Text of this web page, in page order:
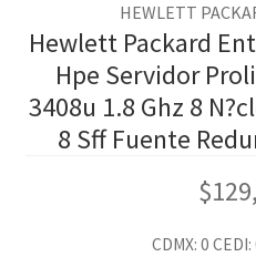
HEWLETT
Hewlett Packard
Hpe Servidor
3408u 1.8 Ghz 8
8 Sff Fuente
$
CDMX: 0 CEDI: